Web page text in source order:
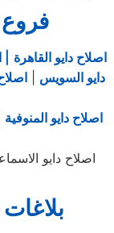
اصلاح دايو القاهرة
دايو السويس
اصلاح دايو المنوفية
اصلاح دايو